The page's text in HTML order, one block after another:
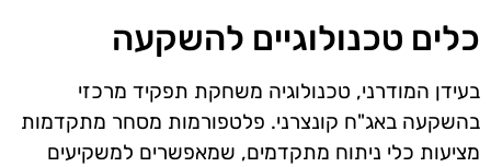
כלים טכנולוגיים להשקעה
בעידן המודרני, טכנולוגיה משחקת תפקיד מרכזי
בהשקעה באג"ח קונצרני. פלטפורמות מסחר מתקדמות
מציעות כלי ניתוח מתקדמים, שמאפשרים למשקיעים